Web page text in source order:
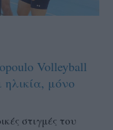
Volleyball
μόνο
στιγμές του